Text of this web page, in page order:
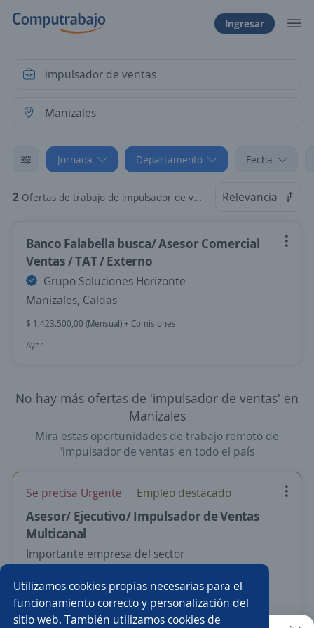
Utilizamos cookies propias necesarias para el
funcionamiento correcto y personalización del
sitio web. También utilizamos cookies de
Ingresar
Jornada Departamento Fecha
2 Ofertas de trabajo de impulsador de ventas en Manizales, Caldas: Tiempo Parcial Relevancia
Banco Falabella busca/ Asesor Comercial
Ventas / TAT / Externo
Grupo Soluciones Horizonte
Manizales, Caldas
$ 1.423.500,00 (Mensual) + Comisiones
Ayer
No hay más ofertas de 'impulsador de ventas' en
Manizales
Mira estas oportunidades de trabajo remoto de
'impulsador de ventas' en todo el país
Se precisa Urgente Empleo destacado
Asesor/ Ejecutivo/ Impulsador de Ventas
Multicanal
Importante empresa del sector
$ 2.400.000,00 (Mensual)
Ayer